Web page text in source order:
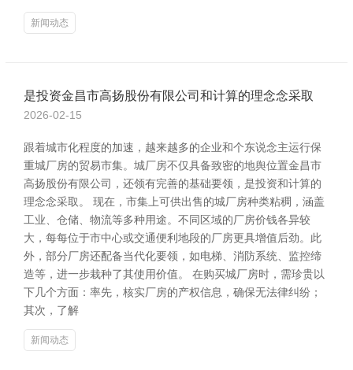
新闻动态
是投资金昌市高扬股份有限公司和计算的理念念采取
2026-02-15
跟着城市化程度的加速，越来越多的企业和个东说念主运行保
重城厂房的贸易市集。城厂房不仅具备致密的地舆位置金昌市
高扬股份有限公司，还领有完善的基础要领，是投资和计算的
理念念采取。 现在，市集上可供出售的城厂房种类粘稠，涵盖
工业、仓储、物流等多种用途。不同区域的厂房价钱各异较
大，每每位于市中心或交通便利地段的厂房更具增值后劲。此
外，部分厂房还配备当代化要领，如电梯、消防系统、监控缔
造等，进一步栽种了其使用价值。 在购买城厂房时，需珍贵以
下几个方面：率先，核实厂房的产权信息，确保无法律纠纷；
其次，了解
新闻动态